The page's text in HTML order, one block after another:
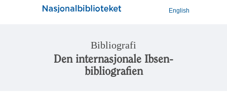
English
Bibliografi
Den internasjonale Ibsen-
bibliografien